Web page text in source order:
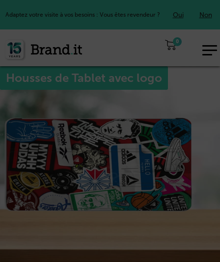
Adaptez votre visite à vos besoins : Vous êtes revendeur ? Oui Non
0
FR
Housses de Tablet avec logo